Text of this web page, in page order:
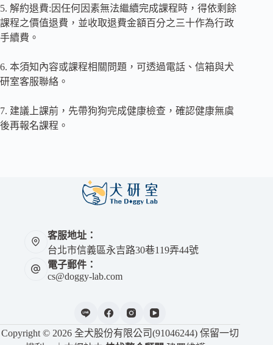
5. 解約退費:因任何因素無法繼續完成課程時，得依剩餘
課程之價值退費，並收取退費金額百分之三十作為行政
手續費。
6. 本須知內容或課程相關問題，可透過電話、信箱與犬
研室客服聯絡。
7. 建議上課前，先帶狗狗完成健康檢查，確認健康無虞
後再報名課程。
客服地址：
台北市信義區永吉路30巷119弄44號
電子郵件：
cs@doggy-lab.com
Copyright © 2026 全犬股份有限公司(91046244) 保留一切